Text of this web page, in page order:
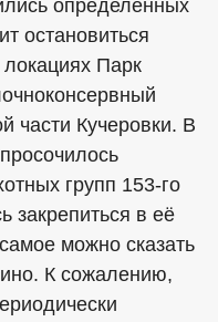
определённых
остановиться
Парк
части Кучеровки. В
групп 153-го
закрепиться в её
можно сказать
К сожалению,